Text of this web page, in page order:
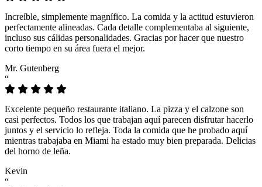
Increíble, simplemente magnífico. La comida y la actitud estuvieron
perfectamente alineadas. Cada detalle complementaba al siguiente,
incluso sus cálidas personalidades. Gracias por hacer que nuestro
corto tiempo en su área fuera el mejor.
Mr. Gutenberg
“
Excelente pequeño restaurante italiano. La pizza y el calzone son
casi perfectos. Todos los que trabajan aquí parecen disfrutar hacerlo
juntos y el servicio lo refleja. Toda la comida que he probado aquí
mientras trabajaba en Miami ha estado muy bien preparada. Delicias
del horno de leña.
Kevin
“